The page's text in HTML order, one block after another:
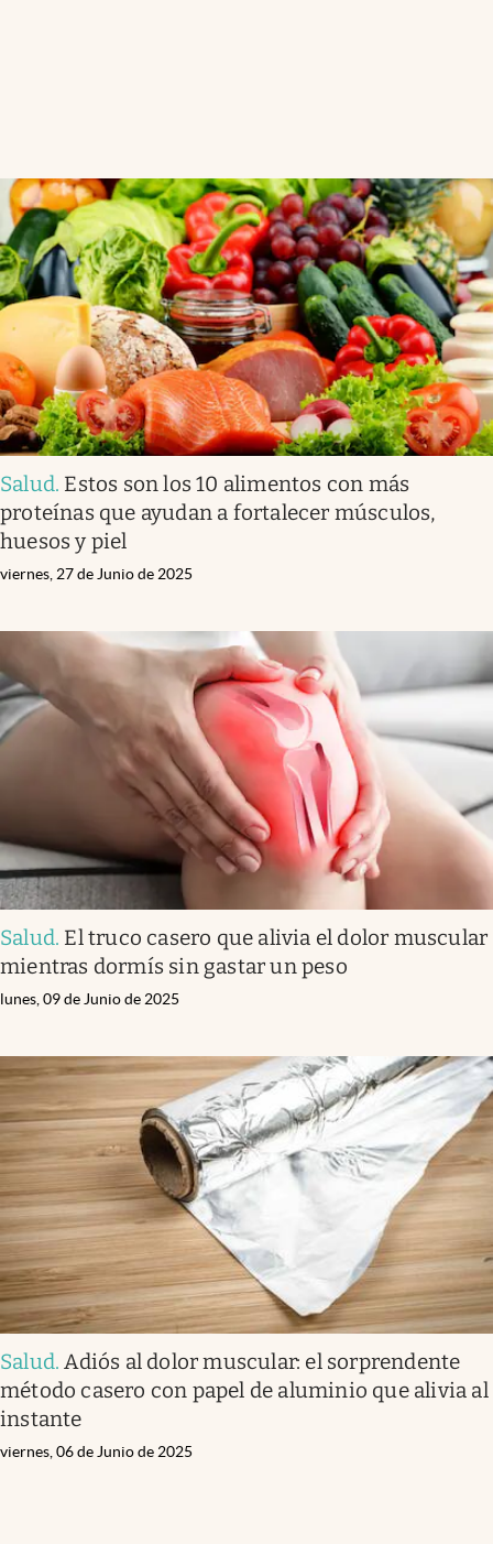
Salud. Estos son los 10 alimentos con más
proteínas que ayudan a fortalecer músculos,
huesos y piel
viernes, 27 de Junio de 2025
Salud. El truco casero que alivia el dolor muscular
mientras dormís sin gastar un peso
lunes, 09 de Junio de 2025
Salud.Adiós al dolor muscular: el sorprendente
método casero con papel de aluminio que alivia al
instante
viernes, 06 de Junio de 2025